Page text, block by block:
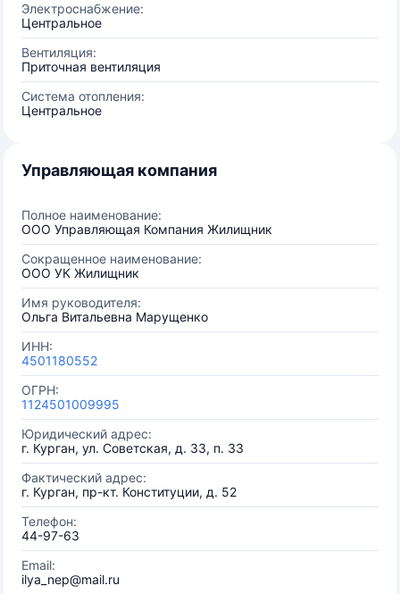
Электроснабжение:
Центральное
Вентиляция:
Приточная вентиляция
Система отопления:
Центральное
Управляющая компания
Полное наименование:
ООО Управляющая Компания Жилищник
Сокращенное наименование:
ООО УК Жилищник
Имя руководителя:
Ольга Витальевна Марущенко
ИНН:
4501180552
ОГРН:
1124501009995
Юридический адрес:
г. Курган, ул. Советская, д. 33, п. 33
Фактический адрес:
г. Курган, пр-кт. Конституции, д. 52
Телефон:
44-97-63
Email:
ilya_nep@mail.ru